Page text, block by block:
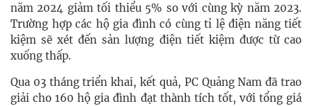
năm 2024 giảm tối thiểu 5% so với cùng kỳ năm 2023.
Trường hợp các hộ gia đình có cùng tỉ lệ điện năng tiết
kiệm sẽ xét đến sản lượng điện tiết kiệm được từ cao
xuống thấp.
Qua 03 tháng triển khai, kết quả, PC Quảng Nam đã trao
giải cho 160 hộ gia đình đạt thành tích tốt, với tổng giá